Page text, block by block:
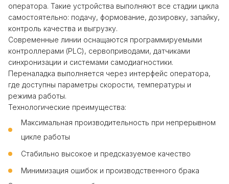
оператора. Такие устройства выполняют все стадии цикла
самостоятельно: подачу, формование, дозировку, запайку,
контроль качества и выгрузку.
Современные линии оснащаются программируемыми
контроллерами (PLC), сервоприводами, датчиками
синхронизации и системами самодиагностики.
Переналадка выполняется через интерфейс оператора,
где доступны параметры скорости, температуры и
режима работы.
Технологические преимущества:
Максимальная производительность при непрерывном
цикле работы
Стабильно высокое и предсказуемое качество
Минимизация ошибок и производственного брака